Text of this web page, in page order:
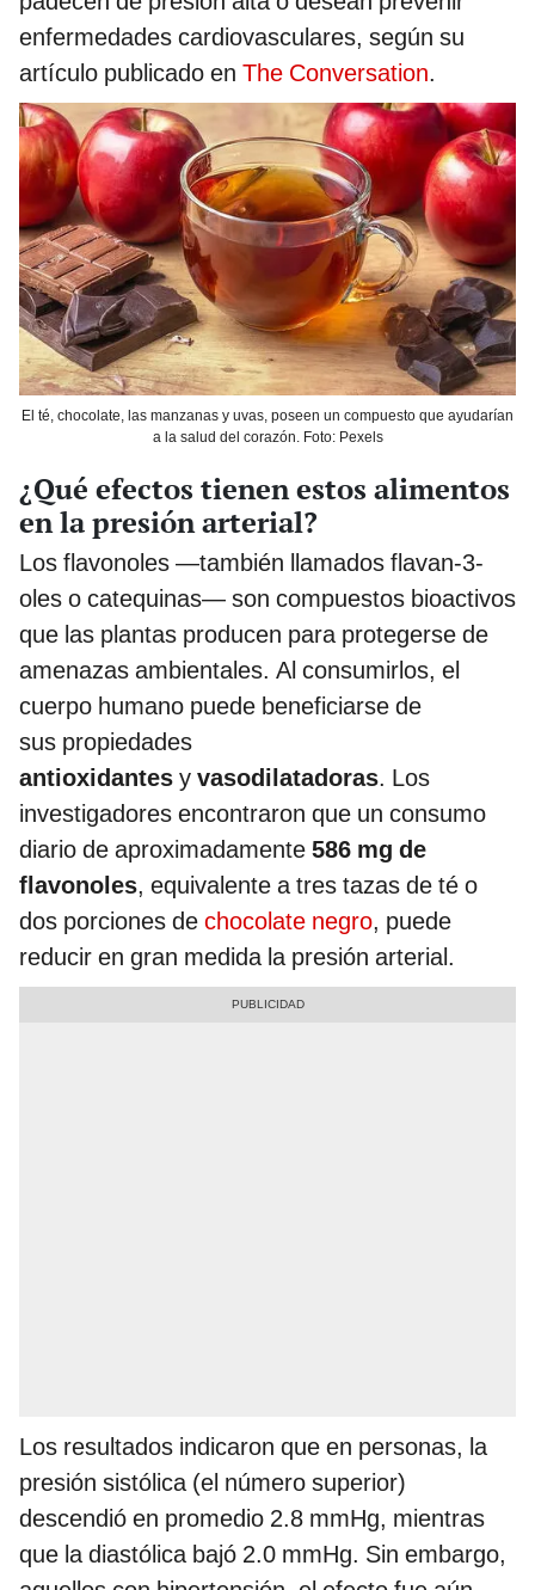
enfermedades cardiovasculares, según su
artículo publicado en The Conversation.
El té, chocolate, las manzanas y uvas, poseen un compuesto que ayudarían
a la salud del corazón. Foto: Pexels
¿Qué efectos tienen estos alimentos
en la presión arterial?
Los flavonoles —también llamados flavan-3-
oles o catequinas— son compuestos bioactivos
que las plantas producen para protegerse de
amenazas ambientales. Al consumirlos, el
cuerpo humano puede beneficiarse de
sus propiedades
antioxidantes y vasodilatadoras. Los
investigadores encontraron que un consumo
diario de aproximadamente 586 mg de
flavonoles, equivalente a tres tazas de té o
dos porciones de chocolate negro, puede
reducir en gran medida la presión arterial.
Los resultados indicaron que en personas, la
presión sistólica (el número superior)
descendió en promedio 2.8 mmHg, mientras
que la diastólica bajó 2.0 mmHg. Sin embargo,